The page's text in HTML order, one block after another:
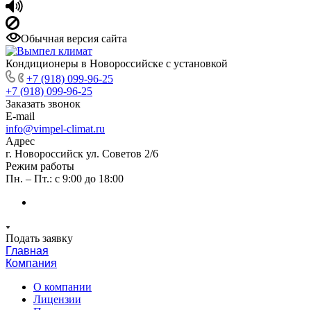
Обычная версия сайта
Кондиционеры в Новороссийске с установкой
+7 (918) 099-96-25
+7 (918) 099-96-25
Заказать звонок
E-mail
info@vimpel-climat.ru
Адрес
г. Новороссийск ул. Советов 2/6
Режим работы
Пн. – Пт.: с 9:00 до 18:00
Подать заявку
Главная
Компания
О компании
Лицензии